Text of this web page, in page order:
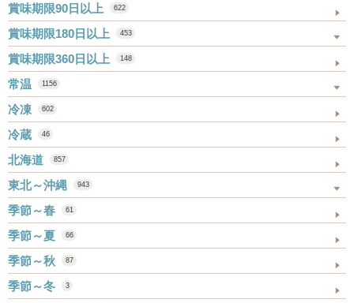
賞味期限90日以上 622
賞味期限180日以上 453
賞味期限360日以上 148
常温 1156
冷凍 602
冷蔵 46
北海道 857
東北～沖縄 943
季節～春 61
季節～夏 66
季節～秋 87
季節～冬 3